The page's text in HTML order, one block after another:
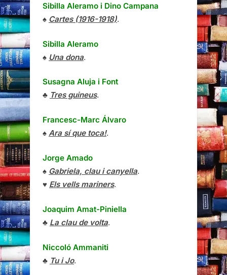
Sibilla Aleramo i Dino Campana
♠ Cartes (1916-1918).
Sibilla Aleramo
♠ Una dona.
Susagna Aluja i Font
♣ Tres guineus.
Francesc-Marc Álvaro
♠ Ara sí que toca!.
Jorge Amado
♠ Gabriela, clau i canyella.
♥ Els vells mariners.
Joaquim Amat-Piniella
♣ La clau de volta.
Niccoló Ammaniti
♣ Tu i Jo.